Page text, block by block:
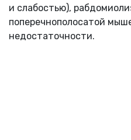
и слабостью),
поперечнополосатой
недостаточности.